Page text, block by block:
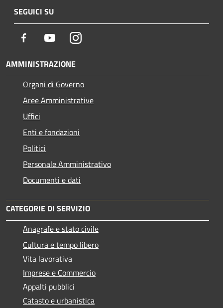
SEGUICI SU
Facebook YoutubeInstagram
AMMINISTRAZIONE
Organi di Governo
Aree Amministrative
Uffici
Enti e fondazioni
Politici
Personale Amministrativo
Documenti e dati
CATEGORIE DI SERVIZIO
Anagrafe e stato civile
Cultura e tempo libero
Vita lavorativa
Imprese e Commercio
Appalti pubblici
Catasto e urbanistica